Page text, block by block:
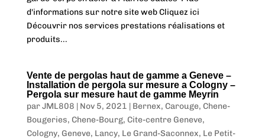
d'informations sur notre site web Cliquez ici
Découvrir nos services prestations réalisations et
produits...
Vente de pergolas haut de gamme a Geneve –
Installation de pergola sur mesure a Cologny –
Pergola sur mesure haut de gamme Meyrin
parJML808 | Nov 5, 2021 | Bernex, Carouge, Chene-
Bougeries, Chene-Bourg, Cite-centre Geneve,
Cologny, Geneve, Lancy, Le Grand-Saconnex, Le Petit-